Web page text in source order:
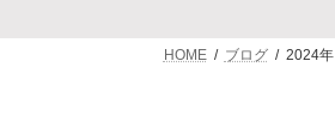
HOME ブログ 2024年